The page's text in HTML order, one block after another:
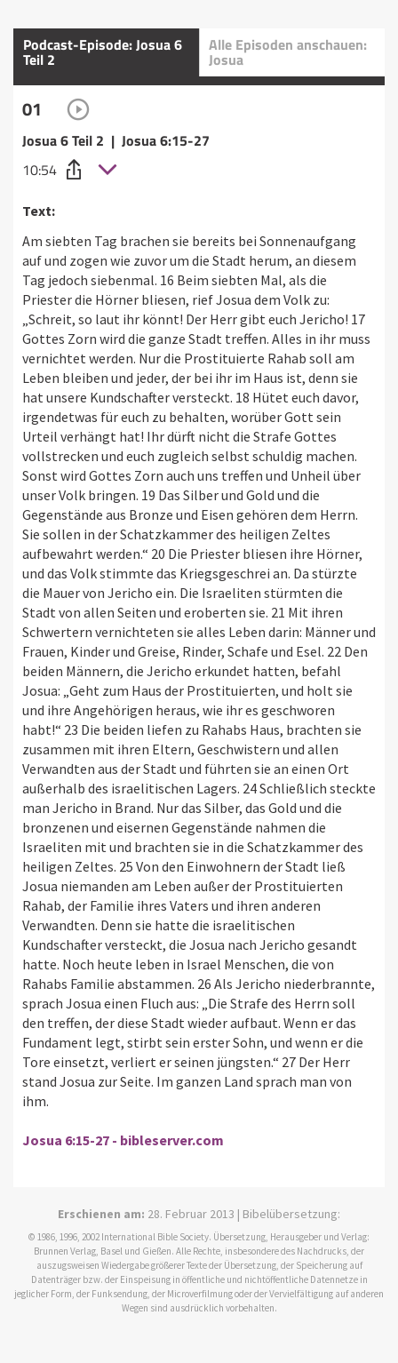
Podcast-Episode: Josua 6
Teil 2
Alle Episoden anschauen:
Josua
01
Josua 6 Teil 2 | Josua 6:15-27
10:54
Text:
Am siebten Tag brachen sie bereits bei Sonnenaufgang
auf und zogen wie zuvor um die Stadt herum, an diesem
Tag jedoch siebenmal. 16 Beim siebten Mal, als die
Priester die Hörner bliesen, rief Josua dem Volk zu:
„Schreit, so laut ihr könnt! Der Herr gibt euch Jericho! 17
Gottes Zorn wird die ganze Stadt treffen. Alles in ihr muss
vernichtet werden. Nur die Prostituierte Rahab soll am
Leben bleiben und jeder, der bei ihr im Haus ist, denn sie
hat unsere Kundschafter versteckt. 18 Hütet euch davor,
irgendetwas für euch zu behalten, worüber Gott sein
Urteil verhängt hat! Ihr dürft nicht die Strafe Gottes
vollstrecken und euch zugleich selbst schuldig machen.
Sonst wird Gottes Zorn auch uns treffen und Unheil über
unser Volk bringen. 19 Das Silber und Gold und die
Gegenstände aus Bronze und Eisen gehören dem Herrn.
Sie sollen in der Schatzkammer des heiligen Zeltes
aufbewahrt werden.“ 20 Die Priester bliesen ihre Hörner,
und das Volk stimmte das Kriegsgeschrei an. Da stürzte
die Mauer von Jericho ein. Die Israeliten stürmten die
Stadt von allen Seiten und eroberten sie. 21 Mit ihren
Schwertern vernichteten sie alles Leben darin: Männer und
Frauen, Kinder und Greise, Rinder, Schafe und Esel. 22 Den
beiden Männern, die Jericho erkundet hatten, befahl
Josua: „Geht zum Haus der Prostituierten, und holt sie
und ihre Angehörigen heraus, wie ihr es geschworen
habt!“ 23 Die beiden liefen zu Rahabs Haus, brachten sie
zusammen mit ihren Eltern, Geschwistern und allen
Verwandten aus der Stadt und führten sie an einen Ort
außerhalb des israelitischen Lagers. 24 Schließlich steckte
man Jericho in Brand. Nur das Silber, das Gold und die
bronzenen und eisernen Gegenstände nahmen die
Israeliten mit und brachten sie in die Schatzkammer des
heiligen Zeltes. 25 Von den Einwohnern der Stadt ließ
Josua niemanden am Leben außer der Prostituierten
Rahab, der Familie ihres Vaters und ihren anderen
Verwandten. Denn sie hatte die israelitischen
Kundschafter versteckt, die Josua nach Jericho gesandt
hatte. Noch heute leben in Israel Menschen, die von
Rahabs Familie abstammen. 26 Als Jericho niederbrannte,
sprach Josua einen Fluch aus: „Die Strafe des Herrn soll
den treffen, der diese Stadt wieder aufbaut. Wenn er das
Fundament legt, stirbt sein erster Sohn, und wenn er die
Tore einsetzt, verliert er seinen jüngsten.“ 27 Der Herr
stand Josua zur Seite. Im ganzen Land sprach man von
ihm.
Josua 6:15-27 - bibleserver.com
Erschienen am: 28. Februar 2013 | Bibelübersetzung:
© 1986, 1996, 2002 International Bible Society. Übersetzung, Herausgeber und Verlag:
Brunnen Verlag, Basel und Gießen. Alle Rechte, insbesondere des Nachdrucks, der
auszugsweisen Wiedergabe größerer Texte der Übersetzung, der Speicherung auf
Datenträger bzw. der Einspeisung in öffentliche und nichtöffentliche Datennetze in
jeglicher Form, der Funksendung, der Microverfilmung oder der Vervielfältigung auf anderen
Wegen sind ausdrücklich vorbehalten.